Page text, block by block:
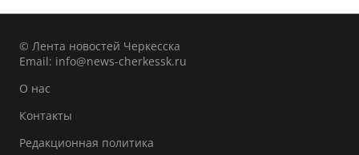
© Лента новостей Черкесска
Email: info@news-cherkessk.ru
О нас
Контакты
Редакционная политика